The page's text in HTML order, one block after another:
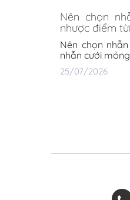
Nên chọn
nhược điểm
Nên chọn
nhẫn cưới
25/07/2026